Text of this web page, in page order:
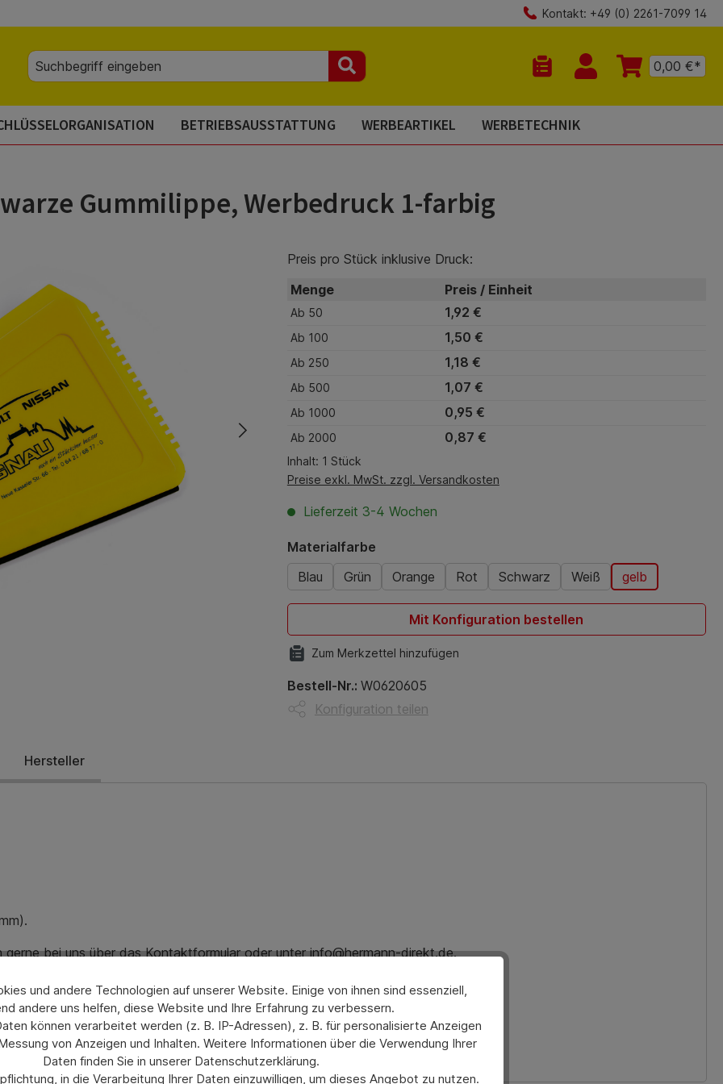
Kontakt: +49 (0) 2261-7099 14
Du hast 0 Produkte auf dem
0,00 €*
BETRIEBSAUSSTATTUNG WERBEARTIKEL WERBETECHNIK
Gummilippe, Werbedruck 1-farbig
Preis pro Stück inklusive Druck:
Menge
Preis / Einheit
Ab 50 1,92 €
Ab 100 1,50 €
Ab 250 1,18 €
Ab 500 1,07 €
Ab 1000 0,95 €
Ab 2000 0,87 €
Inhalt: 1 Stück
Preise exkl. MwSt. zzgl. Versandkosten
Lieferzeit 3-4 Wochen
Materialfarbeauswählen
Blau
Grün Orange Rot Schwarz Weiß gelb
Mit Konfiguration bestellen
Zum Merkzettel hinzufügen
Bestell-Nr.: W0620605
Konfiguration teilen
Hersteller
bei uns über das Kontaktformular oder unter info@hermann-direkt.de.
und andere Technologien auf unserer Website. Einige von ihnen sind essenziell,
andere uns helfen, diese Website und Ihre Erfahrung zu verbessern.
können verarbeitet werden (z. B. IP-Adressen), z. B. für personalisierte Anzeigen
von Anzeigen und Inhalten. Weitere Informationen über die Verwendung Ihrer
Daten finden Sie in unserer Datenschutzerklärung.
in die Verarbeitung Ihrer Daten einzuwilligen, um dieses Angebot zu nutzen.